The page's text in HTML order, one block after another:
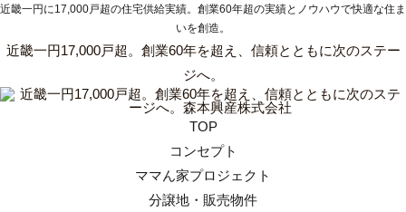
近畿一円に17,000戸超の住宅供給実績。創業60年超の実績とノウハウで快適な住ま
いを創造。
近畿一円17,000戸超。創業60年を超え、信頼とともに次のステー
ジへ。
TOP
コンセプト
ママん家プロジェクト
分譲地・販売物件